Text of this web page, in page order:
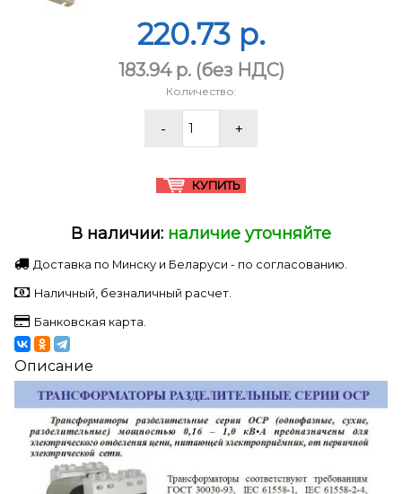
220.73 p.
183.94 p.(без НДС)
Количество:
В наличии: наличие уточняйте
Доставка по Минску и Беларуси - по согласованию.
Наличный, безналичный расчет.
Банковская карта.
Описание